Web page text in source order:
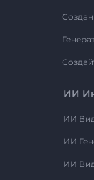
ИИ
ИИ
ИИ
ИИ